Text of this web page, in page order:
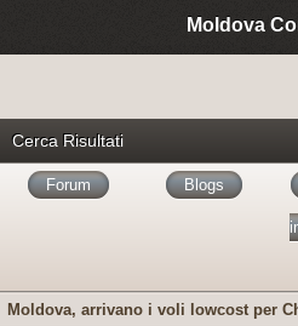
Cerca Risultati
Forum Blogs
Moldova, arrivano i voli lowcost per